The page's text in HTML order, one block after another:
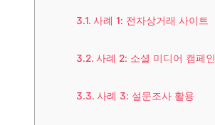
사례 1: 전자상거래 사이트
사례 2: 소셜 미디어 캠페인
사례 3: 설문조사 활용